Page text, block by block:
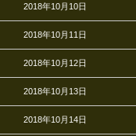
2018年10月10日
2018年10月11日
2018年10月12日
2018年10月13日
2018年10月14日